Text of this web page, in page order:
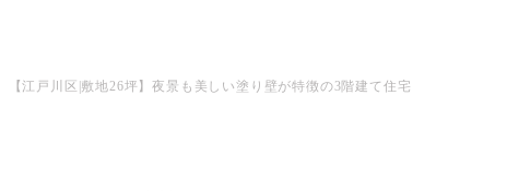
【江戸川区|敷地26坪】夜景も美しい塗り壁が特徴の3階建て住宅